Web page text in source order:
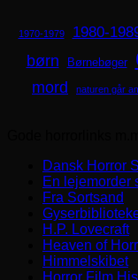
1970-1979 1980-
børn Børnebøger
mord naturen går
Dansk Horror
En lejemorder
Fra Sortsand
H.P. Lovecraft
Heaven of
Himmelskibet